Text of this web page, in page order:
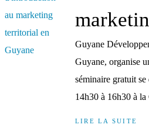
Guyane
Guyane, organise
séminaire gratuit
14h30 à 16h30 à
LIRE LA SUITE